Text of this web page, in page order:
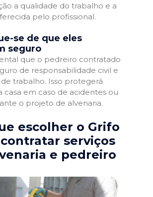
a qualidade do trabalho e a
pelo profissional.
se de que eles
seguro
que o pedreiro contratado
de responsabilidade civil e
trabalho. Isso protegerá
casa em caso de acidentes ou
o projeto de alvenaria.
escolher o Grifo
serviços
e pedreiro